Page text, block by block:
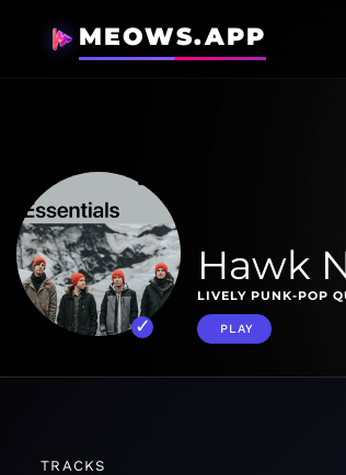
MEOWS.APP
Hawk
LIVELY PUNK-POP
PLAY
TRACKS